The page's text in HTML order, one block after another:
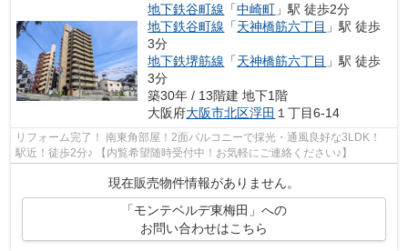
地下鉄谷町線 「中崎町 」駅 徒歩2分
地下鉄谷町線 「天神橋筋六丁目 」駅 徒歩
3分
地下鉄堺筋線 「天神橋筋六丁目 」駅 徒歩
3分
築30年 / 13階建 地下1階
大阪府大阪市北区浮田 １丁目6-14
リフォーム完了！ 南東角部屋！2面バルコニーで採光・通風良好な3LDK！
駅近！徒歩2分♪ 【内覧希望随時受付中！お気軽にご連絡ください♪】
現在販売物件情報がありません。
「モンテベルデ東梅田」への
お問い合わせはこちら